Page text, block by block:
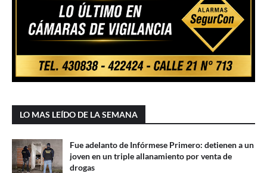
LO MAS LEÍDO DE LA SEMANA
Fue adelanto de Infórmese Primero: detienen a un
joven en un triple allanamiento por venta de
drogas